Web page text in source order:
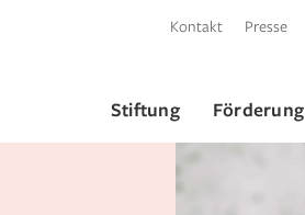
Kontakt Presse
Stiftung Förderung